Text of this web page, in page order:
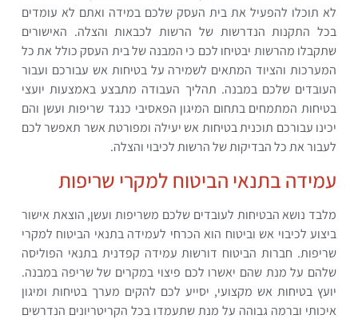
לא תוכלו להפעיל את בית העסק שלכם במידה ואתם לא עומדים
בכל התקנות הנדרשות של הרשות לכבאות והצלה. האישורים
שתקבלו מהרשות יבטיחו לכם כי המבנה של בית העסק כולל את כל
המערכות והציוד המתאים לשמירה על בטיחות אש עבורכם ועבור
העובדים שלכם במבנה. תהליך העבודה מתבצע באמצעות יועצי
בטיחות המתמחים בתחום המיגון הפאסיבי כנגד שריפות ועשן והם
יכינו עבורכם תוכנית בטיחות אש יעילה ומפורטת אשר תאפשר לכם
לעבור את כל הבדיקות של הרשות לכיבוי והצלה.
עמידה בתנאי הביטוח למקרי שריפות
מלבד נושא הבטיחות לעובדים שלכם משריפות ועשן, הוצאת אישור
ביצוע לכיבוי אש וביטוח הוא הכרחי לעמידה בתנאי הביטוח למקרי
שריפות. חברות הביטוח דורשות עמידה קפדנית בתנאי הפוליסה
שלהם על מנת שהם יאשרו לכם פיצוי במקרים של שריפה במבנה.
יועץ בטיחות אש מקצועי, יסייע לכם להקים מערך בטיחות ומיגון
איכותי וברמה גבוהה על מנת שתעמדו בכל הקריטריונים הנדרשים